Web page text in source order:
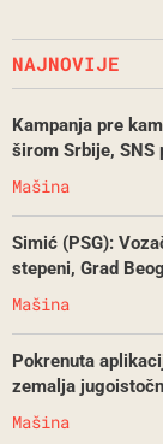
NAJNOVIJE
Kampanja pre
širom Srbije, SNS
Mašina
Simić (PSG):
stepeni, Grad
Mašina
Pokrenuta
zemalja
Mašina